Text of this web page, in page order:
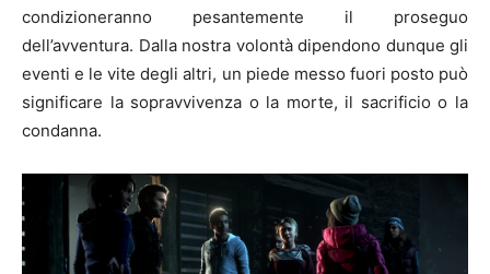
condizioneranno pesantemente il proseguo
dell’avventura. Dalla nostra volontà dipendono dunque gli
eventi e le vite degli altri, un piede messo fuori posto può
significare la sopravvivenza o la morte, il sacrificio o la
condanna.